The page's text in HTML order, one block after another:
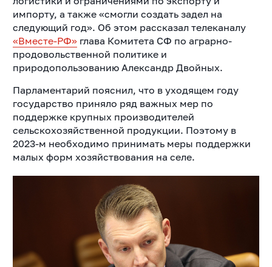
импорту, а также «смогли создать задел на
следующий год». Об этом рассказал телеканалу
«Вместе-РФ»глава Комитета СФ по аграрно-
продовольственной политике и
природопользованию Александр Двойных.
Парламентарий пояснил, что в уходящем году
государство приняло ряд важных мер по
поддержке крупных производителей
сельскохозяйственной продукции. Поэтому в
2023-м необходимо принимать меры поддержки
малых форм хозяйствования на селе.